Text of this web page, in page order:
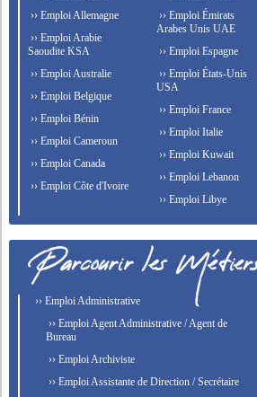
›› Emploi Allemagne
›› Emploi Arabie
Saoudite KSA
›› Emploi Australie
›› Emploi Belgique
›› Emploi Bénin
›› Emploi Cameroun
›› Emploi Canada
›› Emploi Côte d'Ivoire
›› Emploi Émirats
Arabes Unis UAE
›› Emploi Espagne
›› Emploi États-Unis
USA
›› Emploi France
›› Emploi Italie
›› Emploi Kuwait
›› Emploi Lebanon
›› Emploi Libye
›› Emploi Administrative
›› Emploi Agent Administrative / Agent de
Bureau
›› Emploi Archiviste
›› Emploi Assistante de Direction / Secrétaire